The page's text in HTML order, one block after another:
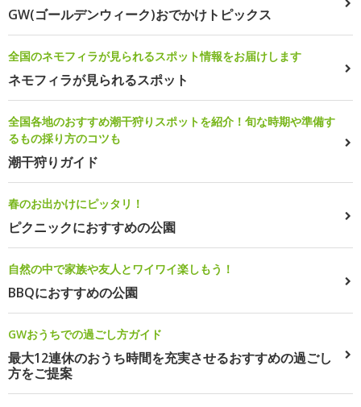
GW(ゴールデンウィーク)おでかけトピックス
全国のネモフィラが見られるスポット情報をお届けします
ネモフィラが見られるスポット
全国各地のおすすめ潮干狩りスポットを紹介！旬な時期や準備す
るもの採り方のコツも
潮干狩りガイド
春のお出かけにピッタリ！
ピクニックにおすすめの公園
自然の中で家族や友人とワイワイ楽しもう！
BBQにおすすめの公園
GWおうちでの過ごし方ガイド
最大12連休のおうち時間を充実させるおすすめの過ごし
方をご提案